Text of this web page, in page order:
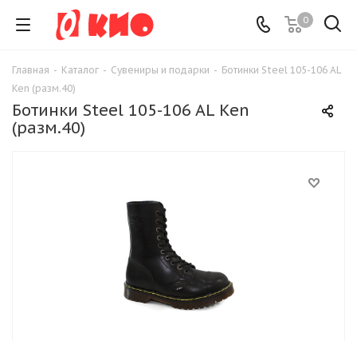
0
Главная - Каталог - Сувениры и подарки - Ботинки Steel 105-106 AL
Ken (разм.40)
Ботинки Steel 105-106 AL Ken
(разм.40)